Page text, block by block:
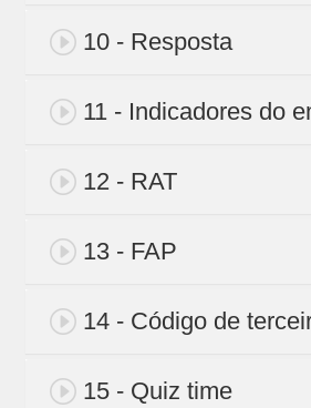
10 - Resposta
11 - Indicadores do
12 - RAT
13 - FAP
14 - Código de
15 - Quiz time